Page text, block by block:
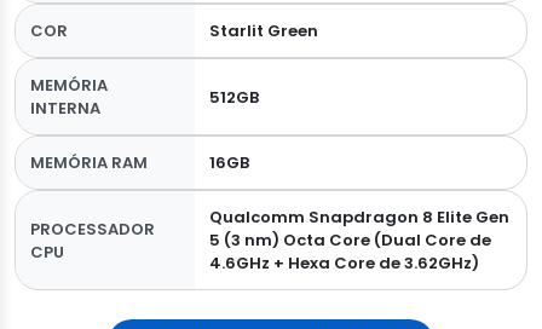
COR Starlit Green
MEMÓRIA
INTERNA
512GB
MEMÓRIA RAM 16GB
PROCESSADOR
CPU
Qualcomm Snapdragon 8 Elite Gen
5 (3 nm) Octa Core (Dual Core de
4.6GHz + Hexa Core de 3.62GHz)